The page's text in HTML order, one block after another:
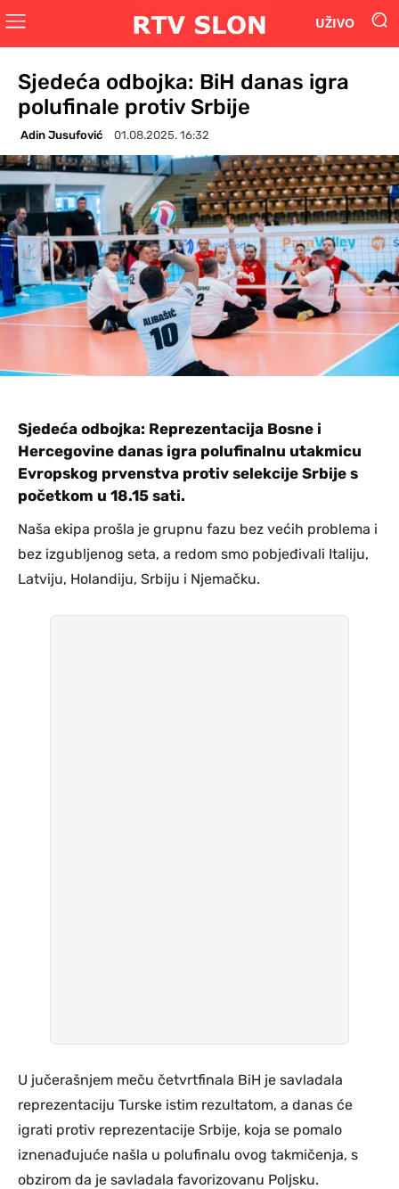
UŽIVO
Sjedeća odbojka: BiH danas igra
polufinale protiv Srbije
Adin Jusufović 01.08.2025. 16:32
Sjedeća odbojka: Reprezentacija Bosne i
Hercegovine danas igra polufinalnu utakmicu
Evropskog prvenstva protiv selekcije Srbije s
početkom u 18.15 sati.
Naša ekipa prošla je grupnu fazu bez većih problema i
bez izgubljenog seta, a redom smo pobjeđivali Italiju,
Latviju, Holandiju, Srbiju i Njemačku.
U jučerašnjem meču četvrtfinala BiH je savladala
reprezentaciju Turske istim rezultatom, a danas će
igrati protiv reprezentacije Srbije, koja se pomalo
iznenađujuće našla u polufinalu ovog takmičenja, s
obzirom da je savladala favorizovanu Poljsku.